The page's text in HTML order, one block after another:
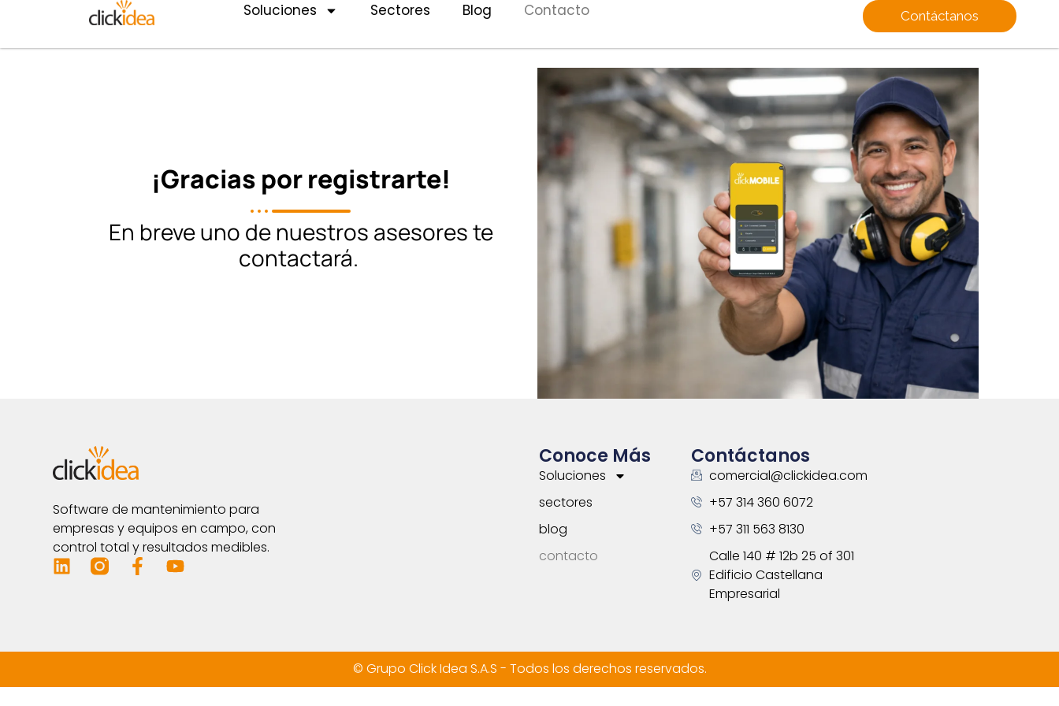
Soluciones Sectores Blog Contacto Contáctanos
¡Gracias por registrarte!
En breve uno de nuestros asesores te
contactará.
Software de mantenimiento para
empresas y equipos en campo, con
control total y resultados medibles.
Conoce Más
Soluciones
sectores
blog
contacto
Contáctanos
comercial@clickidea.com
+57 314 360 6072
+57 311 563 8130
Calle 140 # 12b 25 of 301
Edificio Castellana
Empresarial
© Grupo Click Idea S.A.S - Todos los derechos reservados.